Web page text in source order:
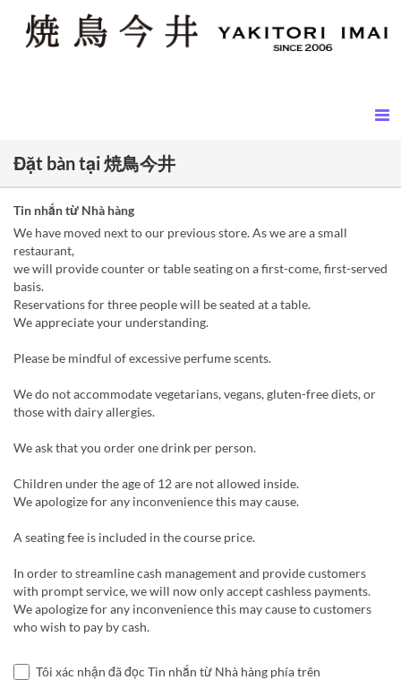
Đặt bàn tại 焼鳥今井
Tin nhắn từ Nhà hàng
We have moved next to our previous store. As we are a small
restaurant,
we will provide counter or table seating on a first-come, first-served
basis.
Reservations for three people will be seated at a table.
We appreciate your understanding.
Please be mindful of excessive perfume scents.
We do not accommodate vegetarians, vegans, gluten-free diets, or
those with dairy allergies.
We ask that you order one drink per person.
Children under the age of 12 are not allowed inside.
We apologize for any inconvenience this may cause.
A seating fee is included in the course price.
In order to streamline cash management and provide customers
with prompt service, we will now only accept cashless payments.
We apologize for any inconvenience this may cause to customers
who wish to pay by cash.
Tôi xác nhận đã đọc Tin nhắn từ Nhà hàng phía trên